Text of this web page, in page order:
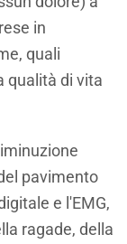
in
quali
qualità di vita
pavimento
e l'EMG,
ragade, della